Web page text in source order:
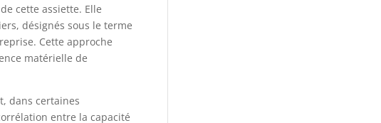
cette assiette. Elle
désignés sous le terme
Cette approche
matérielle de
dans certaines
entre la capacité